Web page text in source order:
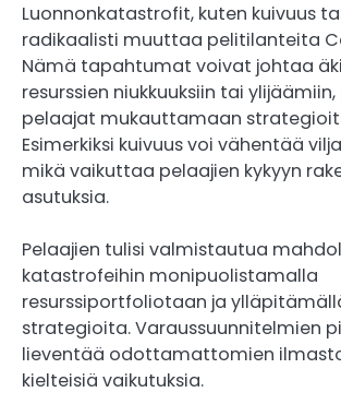
Luonnonkatastrofit, kuten kuivuus
radikaalisti muuttaa pelitilanteita
Nämä tapahtumat voivat johtaa
resurssien niukkuuksiin tai
pelaajat mukauttamaan
Esimerkiksi kuivuus voi vähentää
mikä vaikuttaa pelaajien kykyyn
asutuksia.
Pelaajien tulisi valmistautua
katastrofeihin monipuolistamalla
resurssiportfoliotaan ja
strategioita. Varaussuunnitelmien
lieventää odottamattomien
kielteisiä vaikutuksia.